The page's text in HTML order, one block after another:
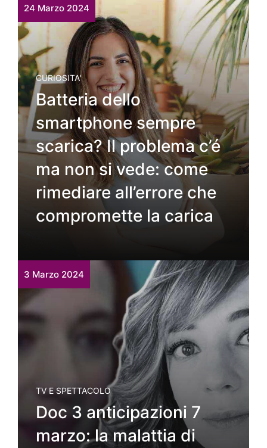
24 Marzo 2024
CURIOSITA'
Batteria dello
smartphone sempre
scarica? Il problema c’é
ma non si vede: come
rimediare all’errore che
compromette la carica
3 Marzo 2024
TV E SPETTACOLO
Doc 3 anticipazioni 7
marzo: la malattia di